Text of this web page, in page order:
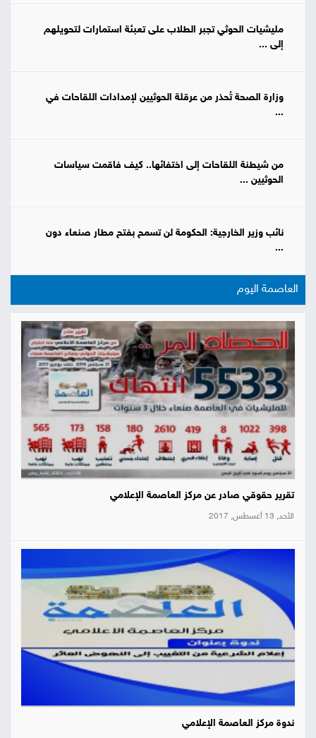
مليشيات الحوثي تجبر الطلاب على تعبئة استمارات لتحويلهم
إلى ...
وزارة الصحة تُحذر من عرقلة الحوثيين لإمدادات اللقاحات في
...
من شيطنة اللقاحات إلى اختفائها.. كيف فاقمت سياسات
الحوثيين ...
نائب وزير الخارجية: الحكومة لن تسمح بفتح مطار صنعاء دون
...
العاصمة اليوم
تقرير حقوقي صادر عن مركز العاصمة الإعلامي
الأحد, 13 أغسطس, 2017
ندوة مركز العاصمة الإعلامي